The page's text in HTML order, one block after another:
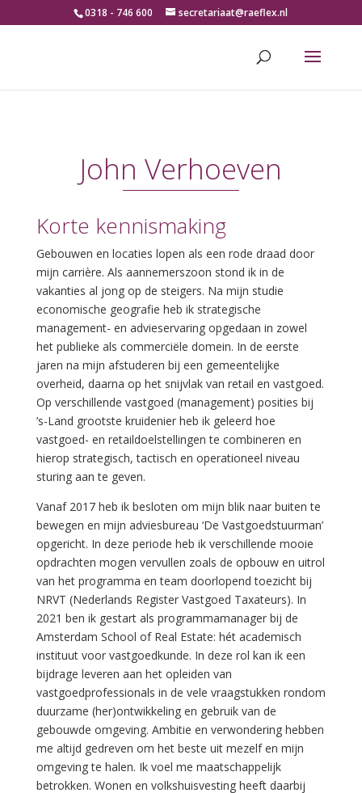
0318 - 746 600 secretariaat@raeflex.nl
John Verhoeven
Korte kennismaking
Gebouwen en locaties lopen als een rode draad door
mijn carrière. Als aannemerszoon stond ik in de
vakanties al jong op de steigers. Na mijn studie
economische geografie heb ik strategische
management- en advieservaring opgedaan in zowel
het publieke als commerciële domein. In de eerste
jaren na mijn afstuderen bij een gemeentelijke
overheid, daarna op het snijvlak van retail en vastgoed.
Op verschillende vastgoed (management) posities bij
’s-Land grootste kruidenier heb ik geleerd hoe
vastgoed- en retaildoelstellingen te combineren en
hierop strategisch, tactisch en operationeel niveau
sturing aan te geven.
Vanaf 2017 heb ik besloten om mijn blik naar buiten te
bewegen en mijn adviesbureau ‘De Vastgoedstuurman’
opgericht. In deze periode heb ik verschillende mooie
opdrachten mogen vervullen zoals de opbouw en uitrol
van het programma en team doorlopend toezicht bij
NRVT (Nederlands Register Vastgoed Taxateurs). In
2021 ben ik gestart als programmamanager bij de
Amsterdam School of Real Estate: hét academisch
instituut voor vastgoedkunde. In deze rol kan ik een
bijdrage leveren aan het opleiden van
vastgoedprofessionals in de vele vraagstukken rondom
duurzame (her)ontwikkeling en gebruik van de
gebouwde omgeving. Ambitie en verwondering hebben
me altijd gedreven om het beste uit mezelf en mijn
omgeving te halen. Ik voel me maatschappelijk
betrokken. Wonen en volkshuisvesting heeft daarbij